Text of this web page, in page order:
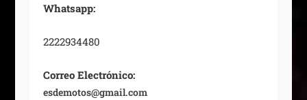
Whatsapp:
2222934480
Correo Electrónico:
esdemotos@gmail.com